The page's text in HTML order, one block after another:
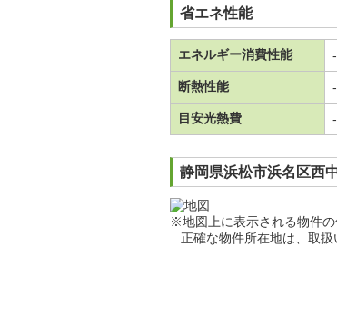
省エネ性能
エネルギー消費性能 -
断熱性能 -
目安光熱費 -
静岡県浜松市浜名区西
※地図上に表示される物件の
正確な物件所在地は、取扱